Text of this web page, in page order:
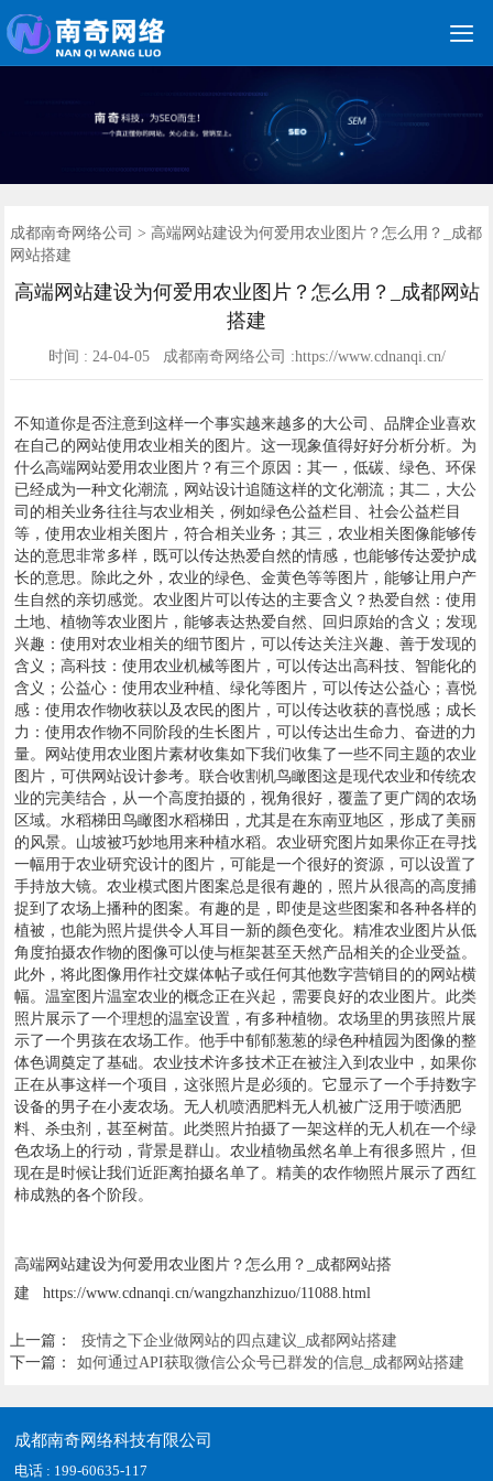

首页
网站建设
网站制作
关键词优化
朋友圈广告
竞价托管
网络营销
网络推广
软件开发
新媒体运营
成都南奇网络公司 > 高端网站建设为何爱用农业图片？怎么用？_成都
网站搭建
高端网站建设为何爱用农业图片？怎么用？_成都网站
搭建
时间 : 24-04-05 成都南奇网络公司 :https://www.cdnanqi.cn/
不知道你是否注意到这样一个事实越来越多的大公司、品牌企业喜欢
在自己的网站使用农业相关的图片。这一现象值得好好分析分析。为
什么高端网站爱用农业图片？有三个原因：其一，低碳、绿色、环保
已经成为一种文化潮流，网站设计追随这样的文化潮流；其二，大公
司的相关业务往往与农业相关，例如绿色公益栏目、社会公益栏目
等，使用农业相关图片，符合相关业务；其三，农业相关图像能够传
达的意思非常多样，既可以传达热爱自然的情感，也能够传达爱护成
长的意思。除此之外，农业的绿色、金黄色等等图片，能够让用户产
生自然的亲切感觉。农业图片可以传达的主要含义？热爱自然：使用
土地、植物等农业图片，能够表达热爱自然、回归原始的含义；发现
兴趣：使用对农业相关的细节图片，可以传达关注兴趣、善于发现的
含义；高科技：使用农业机械等图片，可以传达出高科技、智能化的
含义；公益心：使用农业种植、绿化等图片，可以传达公益心；喜悦
感：使用农作物收获以及农民的图片，可以传达收获的喜悦感；成长
力：使用农作物不同阶段的生长图片，可以传达出生命力、奋进的力
量。网站使用农业图片素材收集如下我们收集了一些不同主题的农业
图片，可供网站设计参考。联合收割机鸟瞰图这是现代农业和传统农
业的完美结合，从一个高度拍摄的，视角很好，覆盖了更广阔的农场
区域。水稻梯田鸟瞰图水稻梯田，尤其是在东南亚地区，形成了美丽
的风景。山坡被巧妙地用来种植水稻。农业研究图片如果你正在寻找
一幅用于农业研究设计的图片，可能是一个很好的资源，可以设置了
手持放大镜。农业模式图片图案总是很有趣的，照片从很高的高度捕
捉到了农场上播种的图案。有趣的是，即使是这些图案和各种各样的
植被，也能为照片提供令人耳目一新的颜色变化。精准农业图片从低
角度拍摄农作物的图像可以使与框架甚至天然产品相关的企业受益。
此外，将此图像用作社交媒体帖子或任何其他数字营销目的的网站横
幅。温室图片温室农业的概念正在兴起，需要良好的农业图片。此类
照片展示了一个理想的温室设置，有多种植物。农场里的男孩照片展
示了一个男孩在农场工作。他手中郁郁葱葱的绿色种植园为图像的整
体色调奠定了基础。农业技术许多技术正在被注入到农业中，如果你
正在从事这样一个项目，这张照片是必须的。它显示了一个手持数字
设备的男子在小麦农场。无人机喷洒肥料无人机被广泛用于喷洒肥
料、杀虫剂，甚至树苗。此类照片拍摄了一架这样的无人机在一个绿
色农场上的行动，背景是群山。农业植物虽然名单上有很多照片，但
现在是时候让我们近距离拍摄名单了。精美的农作物照片展示了西红
柿成熟的各个阶段。
高端网站建设为何爱用农业图片？怎么用？_成都网站搭
建 https://www.cdnanqi.cn/wangzhanzhizuo/11088.html
上一篇：
疫情之下企业做网站的四点建议_成都网站搭建
下一篇：
如何通过API获取微信公众号已群发的信息_成都网站搭建
成都南奇网络科技有限公司
电话 : 199-60635-117